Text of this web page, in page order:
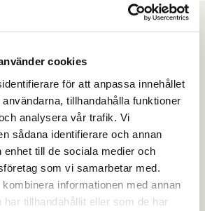
cookies
för att anpassa innehållet
tillhandahålla funktioner
analysera vår trafik. Vi
sådana identifierare och annan
enhet till de sociala medier och
som vi samarbetar med.
informationen med annan
har tillhandahållit eller som de har
skötsel
oss för att det kan finnas
hos leverantören. Vi jobbar
att våra dokument är så
Logga in